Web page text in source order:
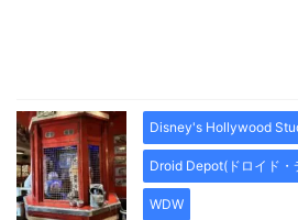
Disney's Hollywood
Droid Depot(ドロイド・
WDW